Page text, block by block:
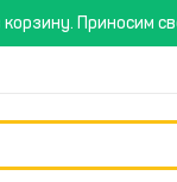
Приносим